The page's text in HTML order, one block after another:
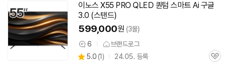
이노스 X55 PRO QLED 퀀텀 스마트 Ai 구글
3.0 (스탠드)
599,000원 (3몰)
상
품
6 브랜드로그
별
5.0 (상
1) 24.05. 등록
관
영
상